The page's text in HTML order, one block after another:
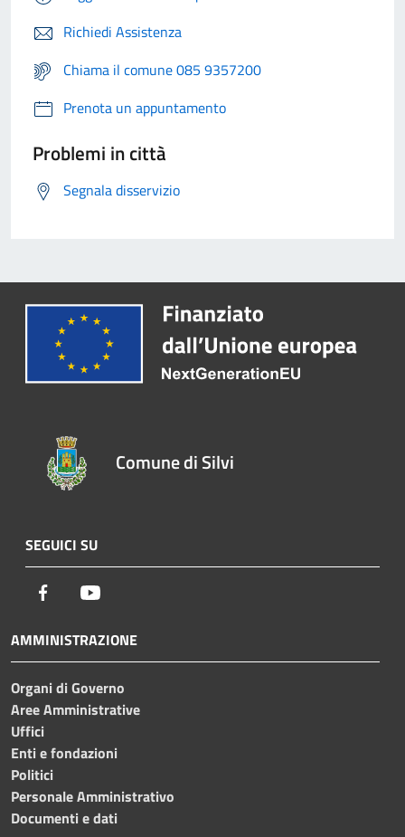
Richiedi Assistenza
Chiama il comune 085 9357200
Prenota un appuntamento
Problemi in città
Segnala disservizio
Comune di Silvi
SEGUICI SU
Facebook
AMMINISTRAZIONE
Organi di Governo
Aree Amministrative
Uffici
Enti e fondazioni
Politici
Personale Amministrativo
Documenti e dati